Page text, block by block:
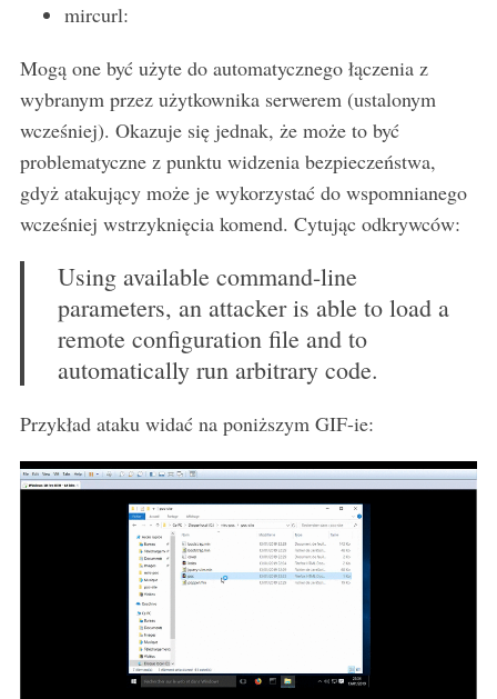
mircurl:
Mogą one być użyte do automatycznego łączenia z
wybranym przez użytkownika serwerem (ustalonym
wcześniej). Okazuje się jednak, że może to być
problematyczne z punktu widzenia bezpieczeństwa,
gdyż atakujący może je wykorzystać do wspomnianego
wcześniej wstrzyknięcia komend. Cytując odkrywców:
Using available command-line
parameters, an attacker is able to load a
remote configuration file and to
automatically run arbitrary code.
Przykład ataku widać na poniższym GIF-ie:
S
a
r
c